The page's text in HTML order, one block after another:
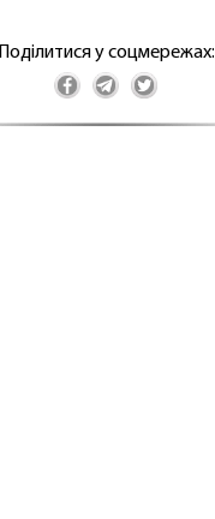
Поділитися у соцмережах: